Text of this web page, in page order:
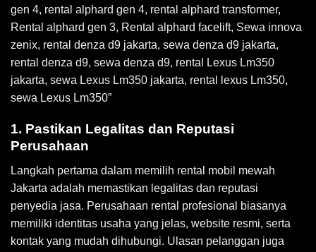
gen 4, rental alphard gen 4, rental alphard transformer,
Rental alphard gen 3, Rental alphard facelift, Sewa innova
zenix, rental denza d9 jakarta, sewa denza d9 jakarta,
rental denza d9, sewa denza d9, rental Lexus Lm350
jakarta, sewa Lexus Lm350 jakarta, rental lexus Lm350,
sewa Lexus Lm350”
1. Pastikan Legalitas dan Reputasi
Perusahaan
Langkah pertama dalam memilih rental mobil mewah
Jakarta adalah memastikan legalitas dan reputasi
penyedia jasa. Perusahaan rental profesional biasanya
memiliki identitas usaha yang jelas, website resmi, serta
kontak yang mudah dihubungi. Ulasan pelanggan juga